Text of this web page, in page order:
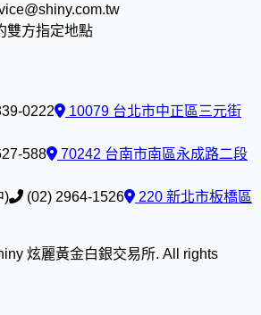
雙方指定地點
0222
10079 台北市中正區三元街
588
70242 台南市南區永成路二段
)
(02) 2964-1526
220 新北市板橋區
炫麗黃金白銀交易所. All rights